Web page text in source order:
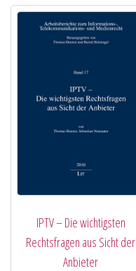
IPTV – Die wichtigsten
Rechtsfragen aus Sicht der
Anbieter